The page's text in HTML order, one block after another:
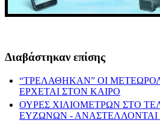
Διαβάστηκαν επίσης
“ΤΡΕΛΑΘΗΚΑΝ” ΟΙ
ΕΡΧΕΤΑΙ ΣΤΟΝ ΚΑΙΡΟ
ΟΥΡΕΣ ΧΙΛΙΟΜΕΤΡΩΝ ΣΤΟ
ΕΥΖΩΝΩΝ - ΑΝΑΣΤΕΛΛΟΝΤΑΙ